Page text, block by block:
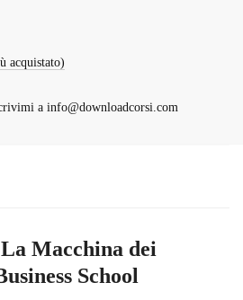
acquistato)
a info@downloadcorsi.com
Macchina dei
School